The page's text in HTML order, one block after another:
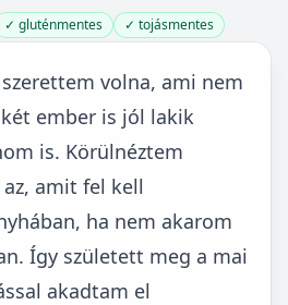
✓ gluténmentes ✓ tojásmentes
volna, ami nem
ember is jól lakik
is. Körülnéztem
amit fel kell
ha nem akarom
Így született meg a mai
akadtam el